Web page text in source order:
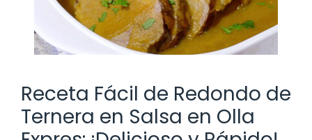
Receta Fácil de Redondo de
Ternera en Salsa en Olla